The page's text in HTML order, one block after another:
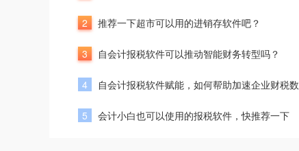
2 推荐一下超市可以用的进销存软件吧？
3 自会计报税软件可以推动智能财务转型吗？
4 自会计报税软件赋能，如何帮助加速企业财税数
5 会计小白也可以使用的报税软件，快推荐一下